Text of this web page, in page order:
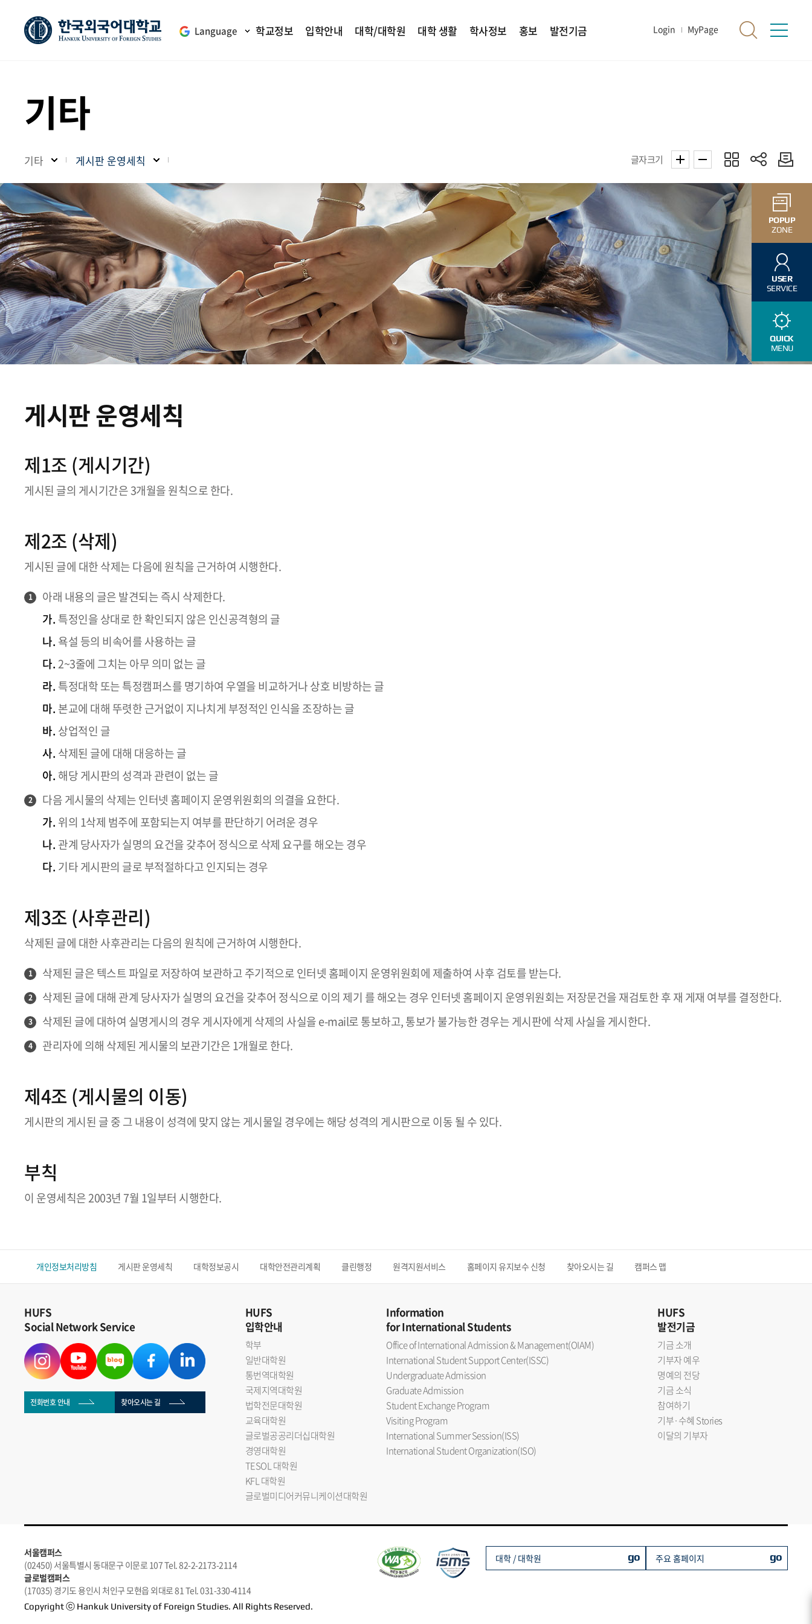
Language 학교정보 입학안내 대학/대학원 대학 생활 학사정보 홍보 발전기금 Login MyPage
POPUP
ZONE
USER
SERVICE
QUICK
MENU
기타
기타 게시판 운영세칙 글자크기
게시판 운영세칙
제1조 (게시기간)
게시된 글의 게시기간은 3개월을 원칙으로 한다.
제2조 (삭제)
게시된 글에 대한 삭제는 다음에 원칙을 근거하여 시행한다.
1
아래 내용의 글은 발견되는 즉시 삭제한다.
가. 특정인을 상대로 한 확인되지 않은 인신공격형의 글
나. 욕설 등의 비속어를 사용하는 글
다.2~3줄에 그치는 아무 의미 없는 글
라. 특정대학 또는 특정캠퍼스를 명기하여 우열을 비교하거나 상호 비방하는 글
마. 본교에 대해 뚜렷한 근거없이 지나치게 부정적인 인식을 조장하는 글
바. 상업적인 글
사. 삭제된 글에 대해 대응하는 글
아. 해당 게시판의 성격과 관련이 없는 글
2
다음 게시물의 삭제는 인터넷 홈페이지 운영위원회의 의결을 요한다.
가. 위의 1삭제 범주에 포함되는지 여부를 판단하기 어려운 경우
나. 관계 당사자가 실명의 요건을 갖추어 정식으로 삭제 요구를 해오는 경우
다. 기타 게시판의 글로 부적절하다고 인지되는 경우
제3조 (사후관리)
삭제된 글에 대한 사후관리는 다음의 원칙에 근거하여 시행한다.
1 삭제된 글은 텍스트 파일로 저장하여 보관하고 주기적으로 인터넷 홈페이지 운영위원회에 제출하여 사후 검토를 받는다.
2 삭제된 글에 대해 관계 당사자가 실명의 요건을 갖추어 정식으로 이의 제기 를 해오는 경우 인터넷 홈페이지 운영위원회는 저장문건을 재검토한 후 재 게재 여부를 결정한다.
3 삭제된 글에 대하여 실명게시의 경우 게시자에게 삭제의 사실을 e-mail로 통보하고, 통보가 불가능한 경우는 게시판에 삭제 사실을 게시한다.
4 관리자에 의해 삭제된 게시물의 보관기간은 1개월로 한다.
제4조 (게시물의 이동)
게시판의 게시된 글 중 그 내용이 성격에 맞지 않는 게시물일 경우에는 해당 성격의 게시판으로 이동 될 수 있다.
부칙
이 운영세칙은 2003년 7월 1일부터 시행한다.
개인정보처리방침 게시판 운영세칙 대학정보공시 대학안전관리계획 클린행정 원격지원서비스 홈페이지 유지보수 신청 찾아오시는 길 캠퍼스 맵
HUFS
Social Network Service
전화번호 안내 찾아오시는 길
HUFS
입학안내
학부
일반대학원
통번역대학원
국제지역대학원
법학전문대학원
교육대학원
글로벌공공리더십대학원
경영대학원
TESOL 대학원
KFL 대학원
글로벌미디어커뮤니케이션대학원
Information
for International Students
Office of International Admission & Management(OIAM)
International Student Support Center(ISSC)
Undergraduate Admission
Graduate Admission
Student Exchange Program
Visiting Program
International Summer Session(ISS)
International Student Organization(ISO)
HUFS
발전기금
기금 소개
기부자 예우
명예의 전당
기금 소식
참여하기
기부·수혜 Stories
이달의 기부자
서울캠퍼스
(02450) 서울특별시 동대문구 이문로 107 Tel. 82-2-2173-2114
글로벌캠퍼스
(17035) 경기도 용인시 처인구 모현읍 외대로 81 Tel. 031-330-4114
Copyright ⓒ Hankuk University of Foreign Studies. All Rights Reserved.
대학 / 대학원 go 주요 홈페이지 go